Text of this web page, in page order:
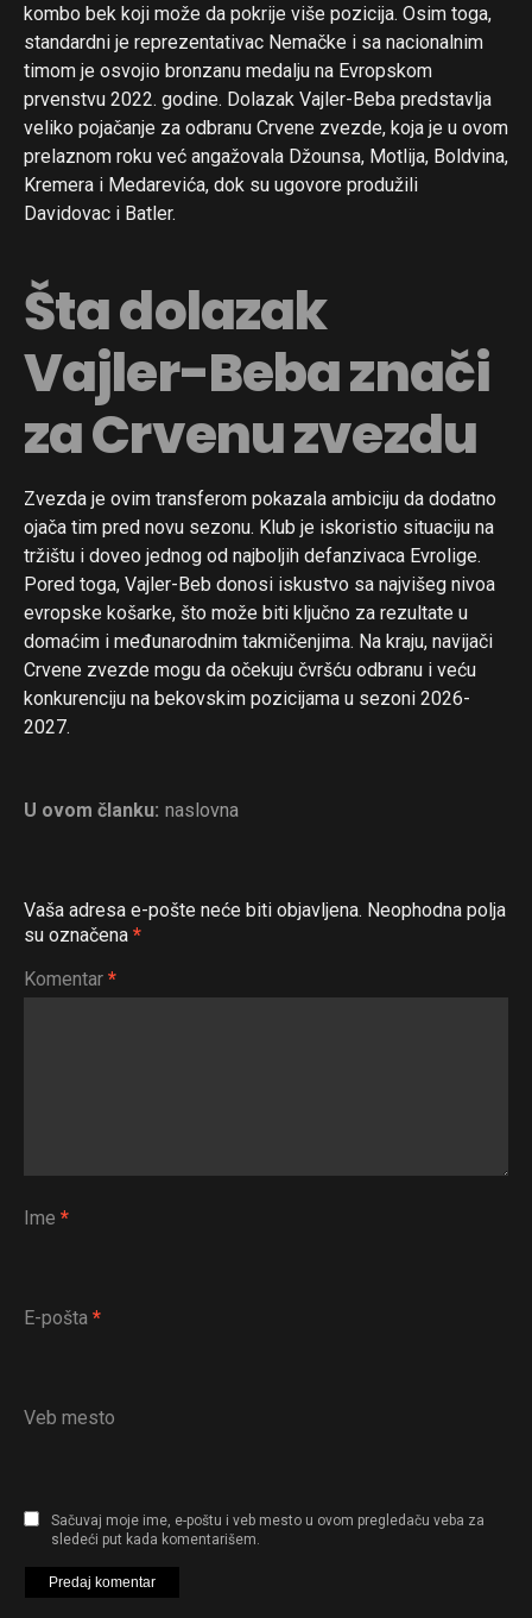
kombo bek koji može da pokrije više pozicija. Osim toga,
standardni je reprezentativac Nemačke i sa nacionalnim
timom je osvojio bronzanu medalju na Evropskom
prvenstvu 2022. godine. Dolazak Vajler-Beba predstavlja
veliko pojačanje za odbranu Crvene zvezde, koja je u ovom
prelaznom roku već angažovala Džounsa, Motlija, Boldvina,
Kremera i Medarevića, dok su ugovore produžili
Davidovac i Batler.
Šta dolazak
Vajler-Beba znači
za Crvenu zvezdu
Zvezda je ovim transferom pokazala ambiciju da dodatno
ojača tim pred novu sezonu. Klub je iskoristio situaciju na
tržištu i doveo jednog od najboljih defanzivaca Evrolige.
Pored toga, Vajler-Beb donosi iskustvo sa najvišeg nivoa
evropske košarke, što može biti ključno za rezultate u
domaćim i međunarodnim takmičenjima. Na kraju, navijači
Crvene zvezde mogu da očekuju čvršću odbranu i veću
konkurenciju na bekovskim pozicijama u sezoni 2026-
2027.
U ovom članku: naslovna
Vaša adresa e-pošte neće biti objavljena. Neophodna polja
su označena *
Komentar *
Ime *
E-pošta *
Veb mesto
Sačuvaj moje ime, e-poštu i veb mesto u ovom pregledaču veba za
sledeći put kada komentarišem.